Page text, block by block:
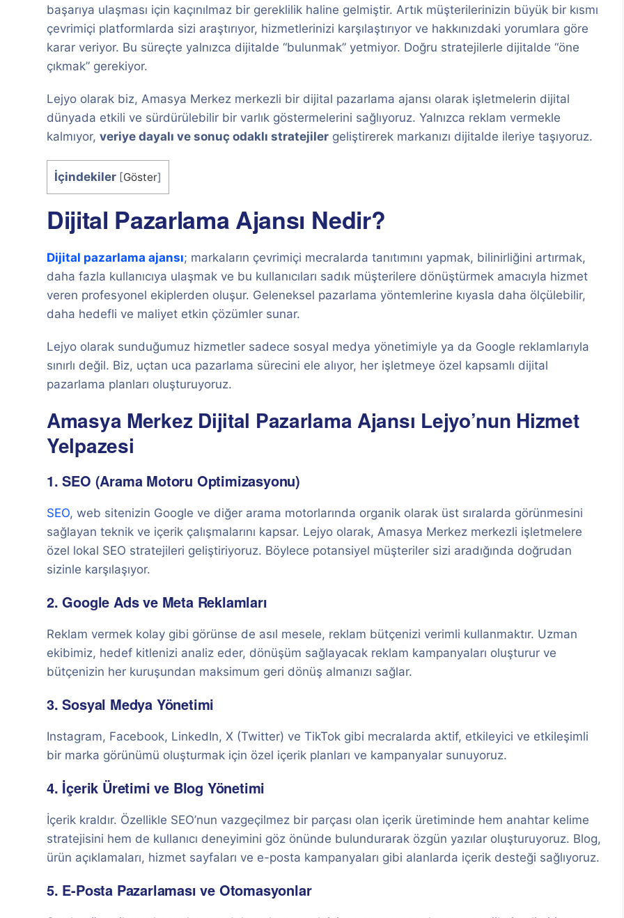
başarıya ulaşması için kaçınılmaz bir gereklilik haline gelmiştir. Artık müşterilerinizin büyük bir kısmı
çevrimiçi platformlarda sizi araştırıyor, hizmetlerinizi karşılaştırıyor ve hakkınızdaki yorumlara göre
karar veriyor. Bu süreçte yalnızca dijitalde “bulunmak” yetmiyor. Doğru stratejilerle dijitalde “öne
çıkmak” gerekiyor.
Lejyo olarak biz, Amasya Merkez merkezli bir dijital pazarlama ajansı olarak işletmelerin dijital
dünyada etkili ve sürdürülebilir bir varlık göstermelerini sağlıyoruz. Yalnızca reklam vermekle
kalmıyor, veriye dayalı ve sonuç odaklı stratejiler geliştirerek markanızı dijitalde ileriye taşıyoruz.
İçindekiler [Göster]
Dijital Pazarlama Ajansı Nedir?
Dijital pazarlama ajansı; markaların çevrimiçi mecralarda tanıtımını yapmak, bilinirliğini artırmak,
daha fazla kullanıcıya ulaşmak ve bu kullanıcıları sadık müşterilere dönüştürmek amacıyla hizmet
veren profesyonel ekiplerden oluşur. Geleneksel pazarlama yöntemlerine kıyasla daha ölçülebilir,
daha hedefli ve maliyet etkin çözümler sunar.
Lejyo olarak sunduğumuz hizmetler sadece sosyal medya yönetimiyle ya da Google reklamlarıyla
sınırlı değil. Biz, uçtan uca pazarlama sürecini ele alıyor, her işletmeye özel kapsamlı dijital
pazarlama planları oluşturuyoruz.
Amasya Merkez Dijital Pazarlama Ajansı Lejyo’nun Hizmet
Yelpazesi
1. SEO (Arama Motoru Optimizasyonu)
SEO, web sitenizin Google ve diğer arama motorlarında organik olarak üst sıralarda görünmesini
sağlayan teknik ve içerik çalışmalarını kapsar. Lejyo olarak, Amasya Merkez merkezli işletmelere
özel lokal SEO stratejileri geliştiriyoruz. Böylece potansiyel müşteriler sizi aradığında doğrudan
sizinle karşılaşıyor.
2. Google Ads ve Meta Reklamları
Reklam vermek kolay gibi görünse de asıl mesele, reklam bütçenizi verimli kullanmaktır. Uzman
ekibimiz, hedef kitlenizi analiz eder, dönüşüm sağlayacak reklam kampanyaları oluşturur ve
bütçenizin her kuruşundan maksimum geri dönüş almanızı sağlar.
3. Sosyal Medya Yönetimi
Instagram, Facebook, LinkedIn, X (Twitter) ve TikTok gibi mecralarda aktif, etkileyici ve etkileşimli
bir marka görünümü oluşturmak için özel içerik planları ve kampanyalar sunuyoruz.
4. İçerik Üretimi ve Blog Yönetimi
İçerik kraldır. Özellikle SEO’nun vazgeçilmez bir parçası olan içerik üretiminde hem anahtar kelime
stratejisini hem de kullanıcı deneyimini göz önünde bulundurarak özgün yazılar oluşturuyoruz. Blog,
ürün açıklamaları, hizmet sayfaları ve e-posta kampanyaları gibi alanlarda içerik desteği sağlıyoruz.
5. E-Posta Pazarlaması ve Otomasyonlar